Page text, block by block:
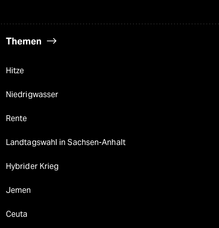
Themen
Hitze
Niedrigwasser
Rente
Landtagswahl in Sachsen-Anhalt
Hybrider Krieg
Jemen
Ceuta